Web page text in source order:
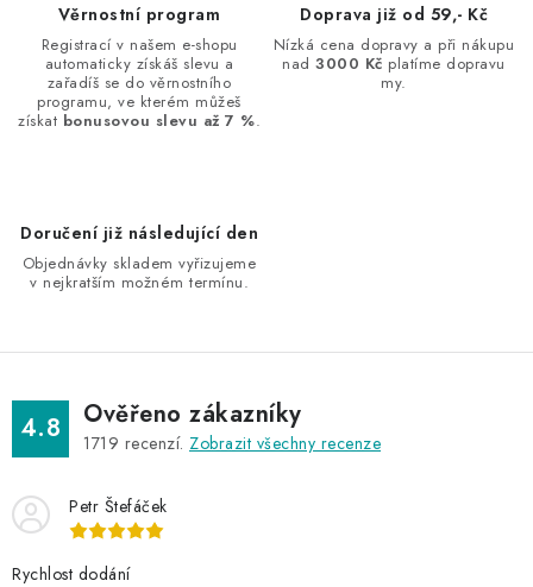
p
k
y
p
s
u
Věrnostní program
Registrací v našem e-shopu
automaticky získáš slevu a
zařadíš se do věrnostního
programu, ve kterém můžeš
získat bonusovou slevu až 7 %.
Doprava již od 59,- Kč
Nízká cena dopravy a při nákupu
nad3000 Kč platíme dopravu
my.
Doručení již následující den
Objednávky skladem vyřizujeme
v nejkratším možném termínu.
4.8 Ověřeno zákazníky
1719 recenzí. Zobrazit všechny recenze
Petr Štefáček
Rychlost dodání